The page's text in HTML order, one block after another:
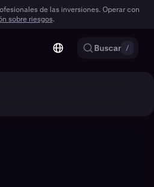
de las inversiones. Operar con
sobre riesgos.
Buscar /